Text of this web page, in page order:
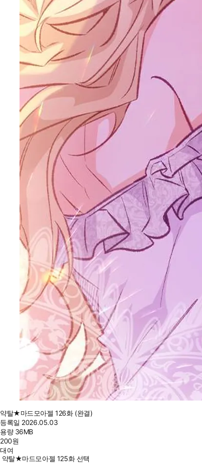
약탈★마드모아젤 126화 (완결)
등록일 2026.05.03
용량 36MB
200원
대여
약탈★마드모아젤 125화 선택